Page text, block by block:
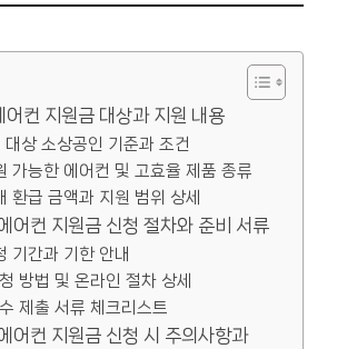
어컨 지원금 대상과 지원 내용
대상 소상공인 기준과 조건
가능한 에어컨 및 고효율 제품 종류
환급 금액과 지원 범위 상세
어컨 지원금 신청 절차와 준비 서류
기간과 기한 안내
방법 및 온라인 절차 상세
제출 서류 체크리스트
어컨 지원금 신청 시 주의사항과